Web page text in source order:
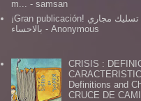
m...
- samsan
¡Gran publicación! شركة تسليك مجاري
بالاحساء - Anonymous
CRISIS :
Definitions and
CRUCE DE